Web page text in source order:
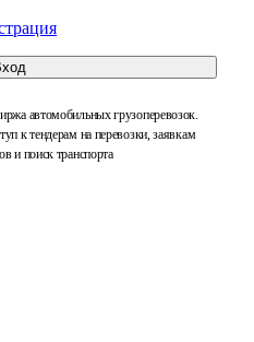
автомобильных грузоперевозок.
к тендерам на перевозки, заявкам
и поиск транспорта